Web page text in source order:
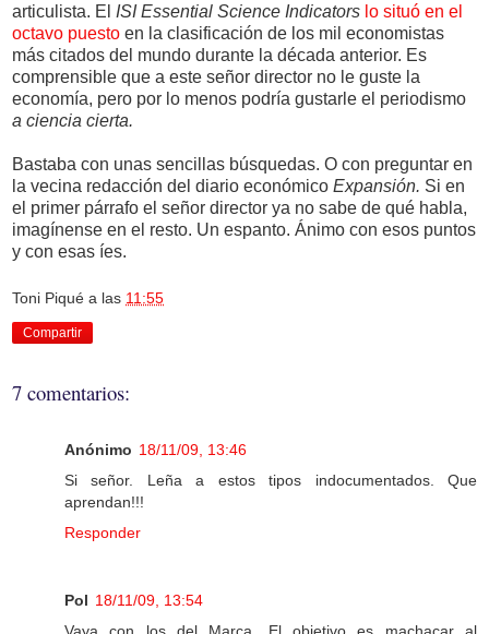
articulista. El ISI Essential Science Indicators lo situó en el
octavo puesto en la clasificación de los mil economistas
más citados del mundo durante la década anterior. Es
comprensible que a este señor director no le guste la
economía, pero por lo menos podría gustarle el periodismo
a ciencia cierta.
Bastaba con unas sencillas búsquedas. O con preguntar en
la vecina redacción del diario económico Expansión. Si en
el primer párrafo el señor director ya no sabe de qué habla,
imagínense en el resto. Un espanto. Ánimo con esos puntos
y con esas íes.
Toni Piqué a las 11:55
Compartir
7 comentarios:
Anónimo 18/11/09, 13:46
Si señor. Leña a estos tipos indocumentados. Que
aprendan!!!
Responder
Pol 18/11/09, 13:54